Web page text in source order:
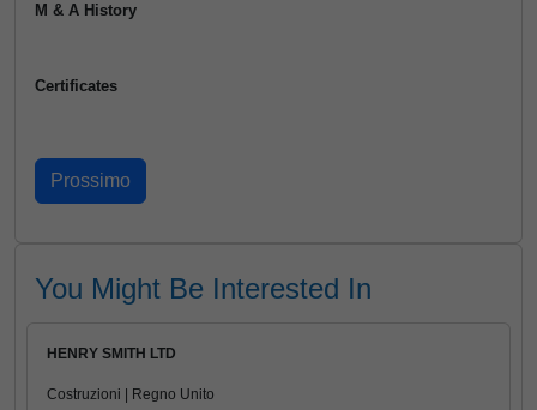
M & A History
Certificates
You Might Be Interested In
HENRY SMITH LTD
Costruzioni | Regno Unito